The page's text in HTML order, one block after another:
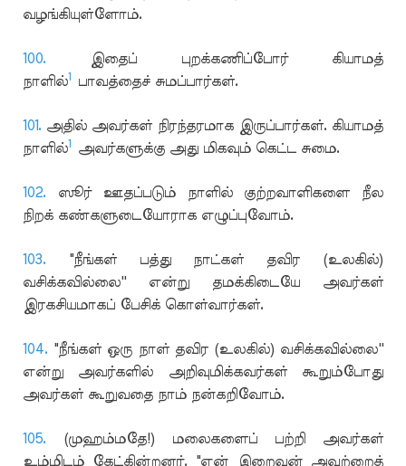
வழங்கியுள்ளோம்.
100.
இதைப் புறக்கணிப்போர் கியாமத்
நாளில்1 பாவத்தைச் சுமப்பார்கள்.
101. அதில் அவர்கள் நிரந்தரமாக இருப்பார்கள். கியாமத்
நாளில்1 அவர்களுக்கு அது மிகவும் கெட்ட சுமை.
102. ஸூர் ஊதப்படும் நாளில் குற்றவாளிகளை நீல
நிறக் கண்களுடையோராக எழுப்புவோம்.
103. "நீங்கள் பத்து நாட்கள் தவிர (உலகில்)
வசிக்கவில்லை'' என்று தமக்கிடையே அவர்கள்
இரகசியமாகப் பேசிக் கொள்வார்கள்.
104. "நீங்கள் ஒரு நாள் தவிர (உலகில்) வசிக்கவில்லை''
என்று அவர்களில் அறிவுமிக்கவர்கள் கூறும்போது
அவர்கள் கூறுவதை நாம் நன்கறிவோம்.
105. (முஹம்மதே!) மலைகளைப் பற்றி அவர்கள்
உம்மிடம் கேட்கின்றனர். "என் இறைவன் அவற்றைத்